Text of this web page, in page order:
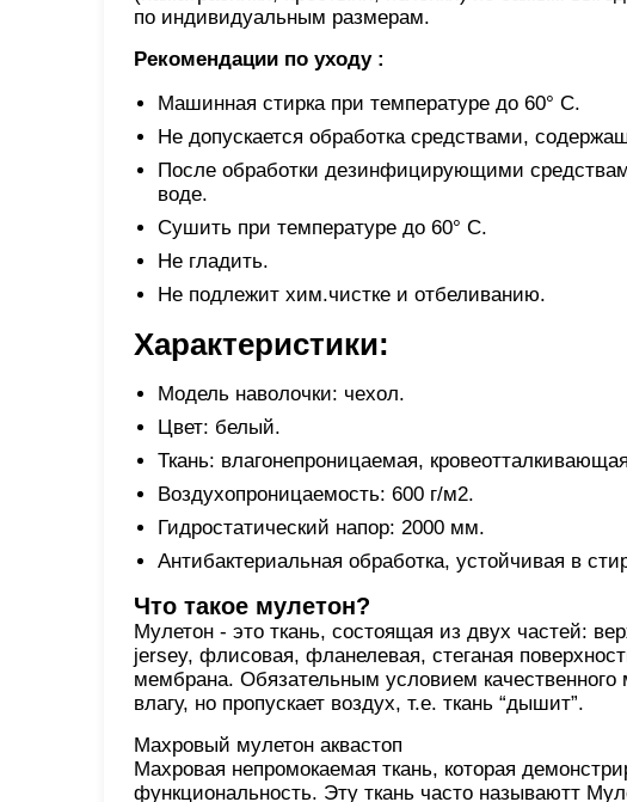
по индивидуальным размерам.
Рекомендации по уходу :
Машинная стирка при температуре до 60° С.
Не допускается обработка средствами,
После обработки дезинфицирующими
воде.
Сушить при температуре до 60° С.
Не гладить.
Не подлежит хим.чистке и отбеливанию.
Характеристики:
Модель наволочки: чехол.
Цвет: белый.
Ткань: влагонепроницаемая,
Воздухопроницаемость: 600 г/м2.
Гидростатический напор: 2000 мм.
Антибактериальная обработка, устойчивая в
Что такое мулетон?
Мулетон - это ткань, состоящая из двух частей:
jersey, флисовая, фланелевая, стеганая
мембрана. Обязательным условием качественного
влагу, но пропускает воздух, т.е. ткань “дышит”.
Махровый мулетон аквастоп
Махровая непромокаемая ткань, которая
функциональность. Эту ткань часто называютт